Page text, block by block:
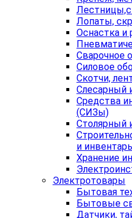
Лопаты,
Оснастка и
Сварочное
Силовое
Скотчи,
Слесарный
Средства
(СИЗы)
Столярный
и инвентарь
Хранение
Электротовары
Бытовая
Бытовые
Датчики,